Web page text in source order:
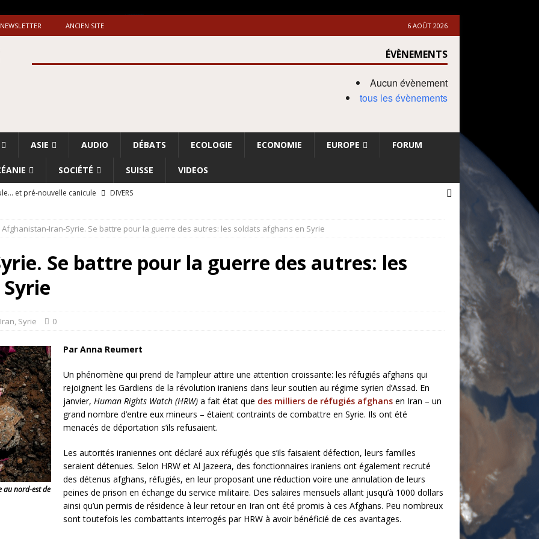
NEWSLETTER ANCIEN SITE 6 AOÛT 2026
ÉVÈNEMENTS
Aucun évènement
tous les évènements
ASIE AUDIO DÉBATS ECOLOGIE ECONOMIE EUROPE FORUM
SOCIÉTÉ SUISSE VIDEOS
et pré-nouvelle canicule
DIVERS
du nettoyage ethnique en Cisjordanie et à Gaza
ISRAËL
sur la “fraude électorale” était une blague de mauvais goût…
Afghanistan-Iran-Syrie. Se battre pour la guerre des autres: les soldats afghans en Syrie
Se battre pour la guerre des autres: les
Iran, Syrie 0
au nord-est de
Par Anna Reumert
Un phénomène qui prend de l’ampleur attire une attention croissante: les réfugiés afghans qui
rejoignent les Gardiens de la révolution iraniens dans leur soutien au régime syrien d’Assad. En
janvier, Human Rights Watch (HRW) a fait état que des milliers de réfugiés afghans en Iran – un
grand nombre d’entre eux mineurs – étaient contraints de combattre en Syrie. Ils ont été
menacés de déportation s’ils refusaient.
Les autorités iraniennes ont déclaré aux réfugiés que s’ils faisaient défection, leurs familles
seraient détenues. Selon HRW et Al Jazeera, des fonctionnaires iraniens ont également recruté
des détenus afghans, réfugiés, en leur proposant une réduction voire une annulation de leurs
peines de prison en échange du service militaire. Des salaires mensuels allant jusqu’à 1000 dollars
ainsi qu’un permis de résidence à leur retour en Iran ont été promis à ces Afghans. Peu nombreux
sont toutefois les combattants interrogés par HRW à avoir bénéficié de ces avantages.